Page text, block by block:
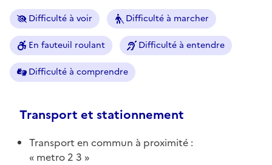
Difficulté à voir Difficulté à marcher
En fauteuil roulant Difficulté à entendre
Difficulté à comprendre
Transport et stationnement
Transport en commun à proximité :
metro 2 3